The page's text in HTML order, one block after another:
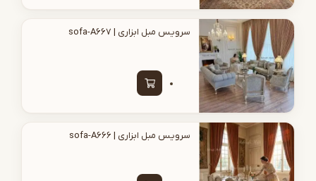
سرویس مبل ابزاری | sofa-A667
سرویس مبل ابزاری | sofa-A666